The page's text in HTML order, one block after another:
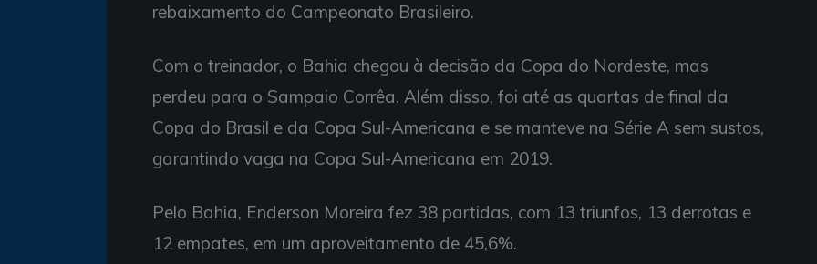
rebaixamento do Campeonato Brasileiro.
Com o treinador, o Bahia chegou à decisão da Copa do Nordeste, mas
perdeu para o Sampaio Corrêa. Além disso, foi até as quartas de final da
Copa do Brasil e da Copa Sul-Americana e se manteve na Série A sem sustos,
garantindo vaga na Copa Sul-Americana em 2019.
Pelo Bahia, Enderson Moreira fez 38 partidas, com 13 triunfos, 13 derrotas e
12 empates, em um aproveitamento de 45,6%.